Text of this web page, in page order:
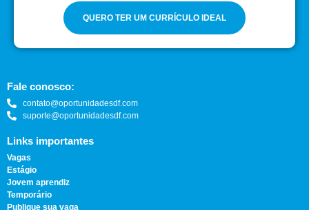
QUERO TER UM CURRÍCULO IDEAL
Fale conosco:
contato@oportunidadesdf.com
suporte@oportunidadesdf.com
Links importantes
Vagas
Estágio
Jovem aprendiz
Temporário
Publique sua vaga